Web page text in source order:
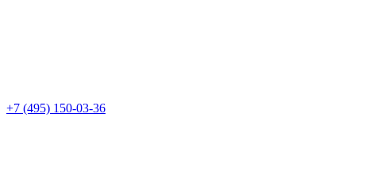
+7 (495) 150-03-36